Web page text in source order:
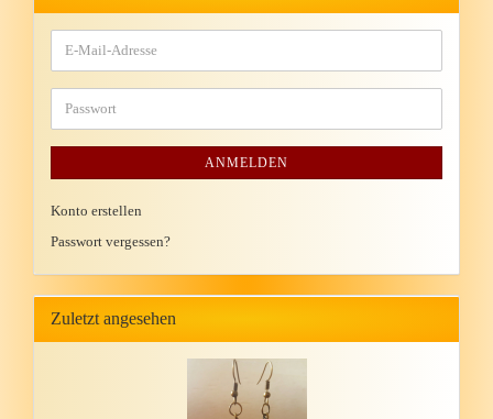
ANMELDEN
Konto erstellen
Passwort vergessen?
Zuletzt angesehen